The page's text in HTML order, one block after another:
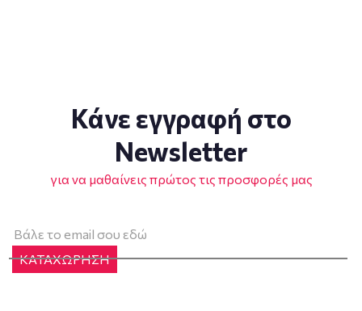
Κάνε εγγραφή στο
Newsletter
για να μαθαίνεις πρώτος τις προσφορές μας
ΚΑΤΑΧΩΡΗΣΗ